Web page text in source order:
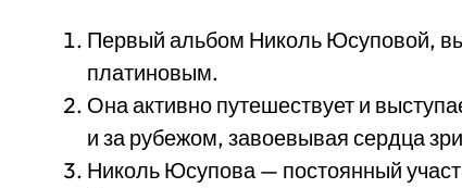
Первый альбом Николь Юсуповой,
платиновым.
Она активно путешествует и
и за рубежом, завоевывая сердца
Николь Юсупова — постоянный